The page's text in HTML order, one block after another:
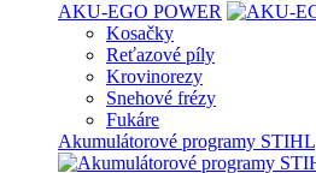
AKU-EGO POWER
Kosačky
Reťazové píly
Krovinorezy
Snehové frézy
Fukáre
Akumulátorové programy STIHL